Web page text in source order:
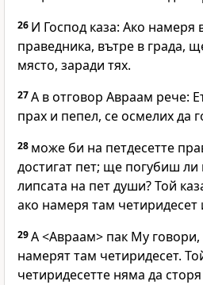
26 И Господ каза: Ако намеря
праведника, вътре в града,
място, заради тях.
27А в отговор Авраам рече:
прах и пепел, се осмелих да
28 може би на петдесетте
достигат пет; ще погубиш ли
липсата на пет души? Той
ако намеря там четиридесет
29А <Авраам> пак Му
намерят там четиридесет.
четиридесетте няма да